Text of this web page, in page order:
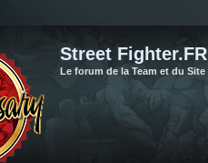
Street Fighter.FR
Le forum de la Team et du Site